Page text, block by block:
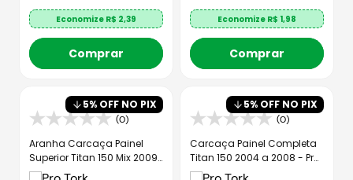
Economize R$ 2,39
Comprar
Economize R$ 1,98
Comprar
5% OFF NO PIX
(0)
Aranha Carcaça Painel
Superior Titan 150 Mix 2009
Até 2010
5% OFF NO PIX
(0)
Carcaça Painel Completa
Titan 150 2004 a 2008 - Pro
Tork